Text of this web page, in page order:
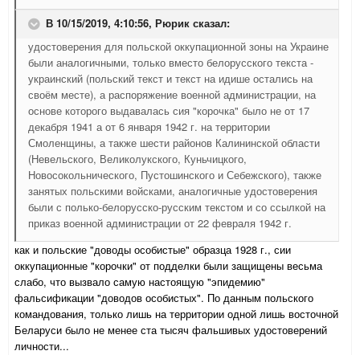
В 10/15/2019, 4:10:56, Рюрик сказал:
удостоверения для польской оккупационной зоны на Украине
были аналогичными, только вместо белорусского текста -
украинский (польский текст и текст на идише остались на
своём месте), а распоряжение военной администрации, на
основе которого выдавалась сия "корочка" было не от 17
декабря 1941 а от 6 января 1942 г. на территории
Смоленщины, а также шести районов Калининской области
(Невельского, Великолукского, Куньчицкого,
Новосокольнического, Пустошинского и Себежского), также
занятых польскими войсками, аналогичные удостоверения
были с полько-белорусско-русским текстом и со ссылкой на
приказ военной администрации от 22 февраля 1942 г.
как и польские "доводы особистые" образца 1928 г., сии
оккупационные "корочки" от подделки были защищены весьма
слабо, что вызвало самую настоящую "эпидемию"
фальсификации "доводов особистых". По данным польского
командования, только лишь на территории одной лишь восточной
Беларуси было не менее ста тысяч фальшивых удостоверений
личности...